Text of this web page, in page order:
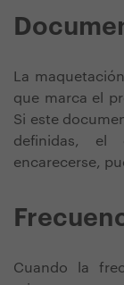
La
que marca el
Si este
definidas, el
encarecerse,
Cuando la